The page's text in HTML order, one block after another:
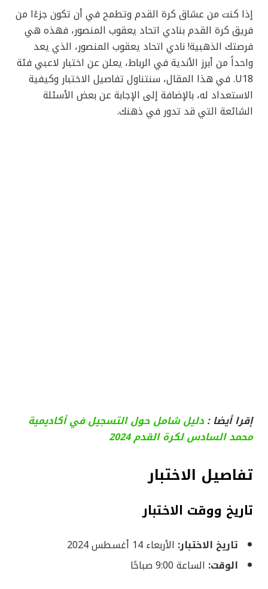
إذا كنت من عشاق كرة القدم وتطمح في أن تكون جزءًا من
فريق كرة القدم بنادي اتحاد يعقوب المنصور، فهذه هي
فرصتك الذهبية! نادي اتحاد يعقوب المنصور، الذي يعد
واحداً من أبرز الأندية في الرباط، يعلن عن اختبار لاعبي فئة
U18. في هذا المقال، سنتناول تفاصيل الاختبار وكيفية
الاستعداد له، بالإضافة إلى الإجابة عن بعض الأسئلة
الشائعة التي قد تدور في ذهنك.
إقرا أيضا : دليل شامل حول التسجيل في أكاديمية
محمد السادس لكرة القدم 2024
تفاصيل الاختبار
تاريخ ووقت الاختبار
تاريخ الاختبار: الأربعاء 14 أغسطس 2024
الوقت: الساعة 9:00 صباحًا